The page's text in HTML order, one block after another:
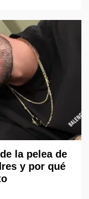
la pelea de
y por qué